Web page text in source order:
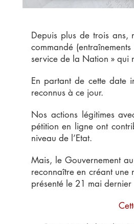
Depuis plus de trois ans,
commandé
service de la Nation » qui
En partant de cette date
reconnus à ce jour.
Nos actions légitimes
pétition en ligne ont
niveau de l’Etat.
Mais, le Gouvernement
reconnaître en créant une
présenté le 21 mai